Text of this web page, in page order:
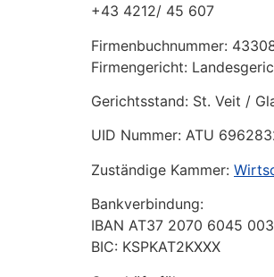
+43 4212/ 45 607
Firmenbuchnummer:
Firmengericht:
Gerichtsstand: St. Veit /
UID Nummer: ATU
Zuständige Kammer:
Bankverbindung:
IBAN AT37 2070 6045
BIC: KSPKAT2KXXX